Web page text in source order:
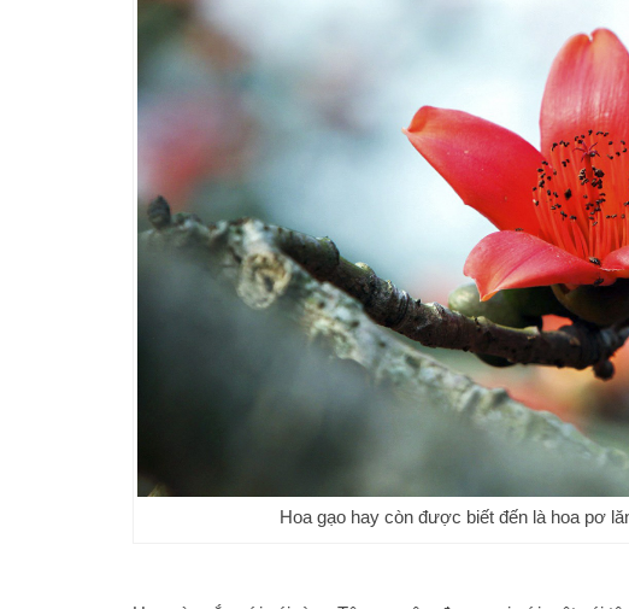
Hoa gạo hay còn được biết đến là hoa pơ